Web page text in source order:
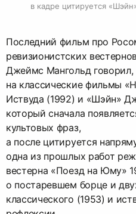
в кадре цитируется
Последний фильм про
ревизионистских
Джеймс Мангольд говорил,
на классические фильмы
Иствуда (1992) и «Шэйн»
который сначала
культовых фраз,
а после цитируется
одна из прошлых работ
вестерна «Поезд на Юму»
о постаревшем борце и
классического (1953) и